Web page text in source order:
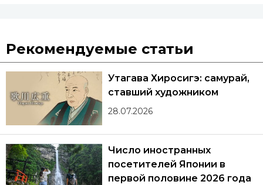
Рекомендуемые статьи
Утагава Хиросигэ: самурай,
ставший художником
28.07.2026
Число иностранных
посетителей Японии в
первой половине 2026 года